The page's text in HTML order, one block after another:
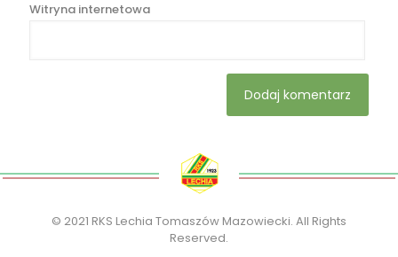
Witryna internetowa
© 2021 RKS Lechia Tomaszów Mazowiecki. All Rights
Reserved.